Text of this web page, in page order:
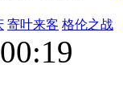
寄叶来客 格伦之战